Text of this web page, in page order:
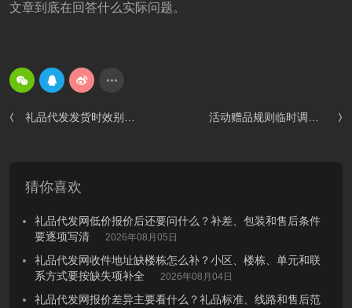
文章到底在回答什么实际问题。
礼品代发发货时效别先说满，观察窗口、改口节点和补救顺序要拆开 活动赠品规则临时调整后谁先改口？已下单、待下单和异常订单不要共用一条通知
猜你喜欢
礼品代发网低价报价后还要问什么？补差、包装和售后条件
要逐项写清
2026年08月05日
礼品代发网收件地址缺楼栋怎么补？小区、楼栋、单元和联
系方式要按缺失项补全
2026年08月04日
礼品代发网报价差异主要看什么？礼品标准、线路和售后范